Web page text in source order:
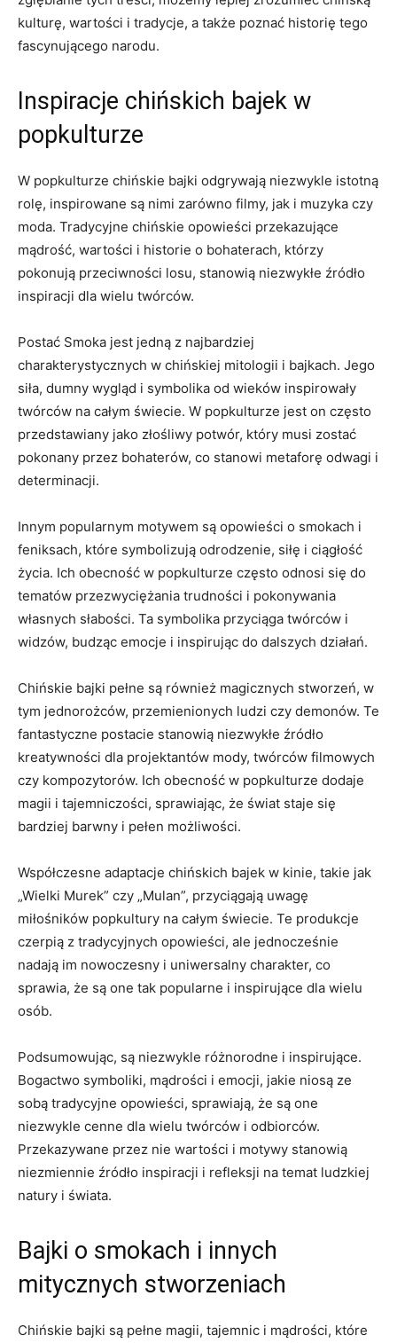
kulturę, wartości i tradycje, a także poznać historię tego
fascynującego ⁣narodu.
Inspiracje chińskich bajek w
popkulturze
W popkulturze chińskie ​bajki⁣ odgrywają niezwykle istotną
‌rolę, inspirowane są nimi zarówno filmy, jak i muzyka czy
moda. Tradycyjne chińskie opowieści ​przekazujące
mądrość, wartości i historie o bohaterach, którzy
pokonują przeciwności losu, stanowią⁤ niezwykłe źródło⁣
inspiracji dla wielu twórców.
Postać Smoka jest jedną z najbardziej
charakterystycznych⁢ w ⁣chińskiej mitologii i bajkach. Jego
siła, dumny wygląd i symbolika od wieków inspirowały
twórców na całym świecie. W popkulturze jest on często
przedstawiany jako złośliwy potwór, ⁢który musi zostać
pokonany ⁤przez bohaterów, co stanowi metaforę ‌odwagi i
determinacji.
Innym popularnym motywem są opowieści o smokach i
feniksach, które symbolizują odrodzenie,⁢ siłę i ciągłość
życia. Ich obecność w popkulturze często⁣ odnosi się do
tematów przezwyciężania trudności i pokonywania
własnych słabości. Ta symbolika przyciąga twórców ‍i
widzów, budząc emocje‌ i inspirując do​ dalszych ⁤działań.
Chińskie bajki pełne są również magicznych stworzeń, w
tym jednorożców, przemienionych ludzi czy demonów. Te
fantastyczne postacie stanowią niezwykłe źródło
kreatywności dla projektantów mody, twórców filmowych
czy kompozytorów. Ich obecność w popkulturze dodaje
magii i tajemniczości, ​sprawiając, że świat staje‌ się
bardziej barwny i pełen możliwości.
Współczesne adaptacje chińskich bajek w kinie, takie jak
„Wielki Murek” czy „Mulan”, przyciągają uwagę
miłośników popkultury na‍ całym świecie. Te produkcje
czerpią⁤ z‌ tradycyjnych opowieści, ale jednocześnie
nadają im nowoczesny⁤ i uniwersalny ⁣charakter, co
sprawia, że są one tak popularne ‌i inspirujące dla wielu⁢
osób.
Podsumowując, są niezwykle różnorodne i inspirujące.
Bogactwo symboliki,⁣ mądrości i emocji, jakie niosą ze
sobą tradycyjne opowieści, sprawiają, że są one
niezwykle cenne dla ⁤wielu twórców i odbiorców.
Przekazywane przez nie wartości i motywy stanowią
niezmiennie źródło inspiracji i refleksji ⁣na temat ludzkiej
natury i świata.
Bajki o smokach i innych
mitycznych stworzeniach
Chińskie bajki⁢ są pełne magii, tajemnic‍ i mądrości, które